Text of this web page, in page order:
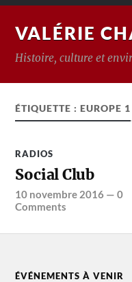
VALÉRIE
Histoire, culture et
ÉTIQUETTE :EUROPE 1
RADIOS
Social Club
10 novembre 2016 —0
Comments
ÉVÉNEMENTS À VENIR